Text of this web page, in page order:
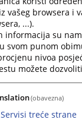
je bilo koji
Distrikta u
institucija
unutrašnje
o
Pravilnikom o
vašeg browsera i
...).
informacija su
svom punom
nivoa
možete
(obavezna)
Servisi treće strane